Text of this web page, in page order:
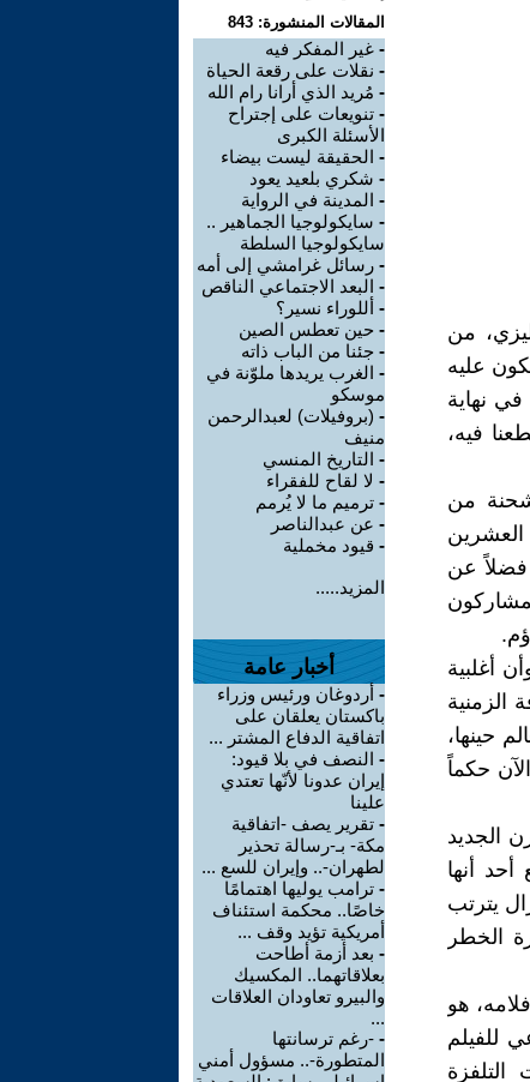
من
لما سيكون عليه
في نهاية
فيه،
شحنة من
فضلاً عن
أغلبية
الزمنية
حينها،
حكماً
الجديد
أنها
يترتب
الخطر
هو
للفيلم
المقالات المنشورة: 843
- غير المفكر فيه
- نقلات على رقعة الحياة
- مُريد الذي أرانا رام الله
- تنويعات على إجتراح
الأسئلة الكبرى
- الحقيقة ليست بيضاء
- شكري بلعيد يعود
- المدينة في الرواية
- سايكولوجيا الجماهير ..
سايكولوجيا السلطة
- رسائل غرامشي إلى أمه
- البعد الاجتماعي الناقص
- أللوراء نسير؟
- حين تعطس الصين
- جئنا من الباب ذاته
- الغرب يريدها ملوّنة في
موسكو
- (بروفيلات) لعبدالرحمن
منيف
- التاريخ المنسي
- لا لقاح للفقراء
- ترميم ما لا يُرمم
- عن عبدالناصر
- قيود مخملية
المزيد.....
أخبار عامة
- أردوغان ورئيس وزراء
باكستان يعلقان على
اتفاقية الدفاع المشتر ...
- النصف في بلا قيود:
إيران عدونا لأنّها تعتدي
علينا
- تقرير يصف -اتفاقية
مكة- بـ-رسالة تحذير
لطهران-.. وإيران للسع ...
- ترامب يوليها اهتمامًا
خاصًا.. محكمة استئناف
أمريكية تؤيد وقف ...
- بعد أزمة أطاحت
بعلاقاتهما.. المكسيك
والبيرو تعاودان العلاقات
...
- -رغم ترسانتها
المتطورة-.. مسؤول أمني